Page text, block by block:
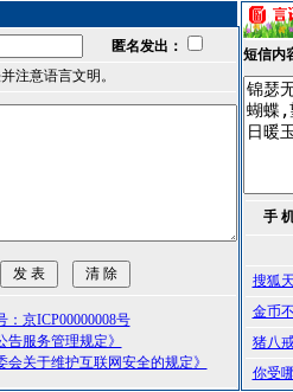
匿名发出：
注意语言文明。
京ICP00000008号
服务管理规定》
会关于维护互联网安全的规定》
短信内
手
搜狐
金币
猪八
你受